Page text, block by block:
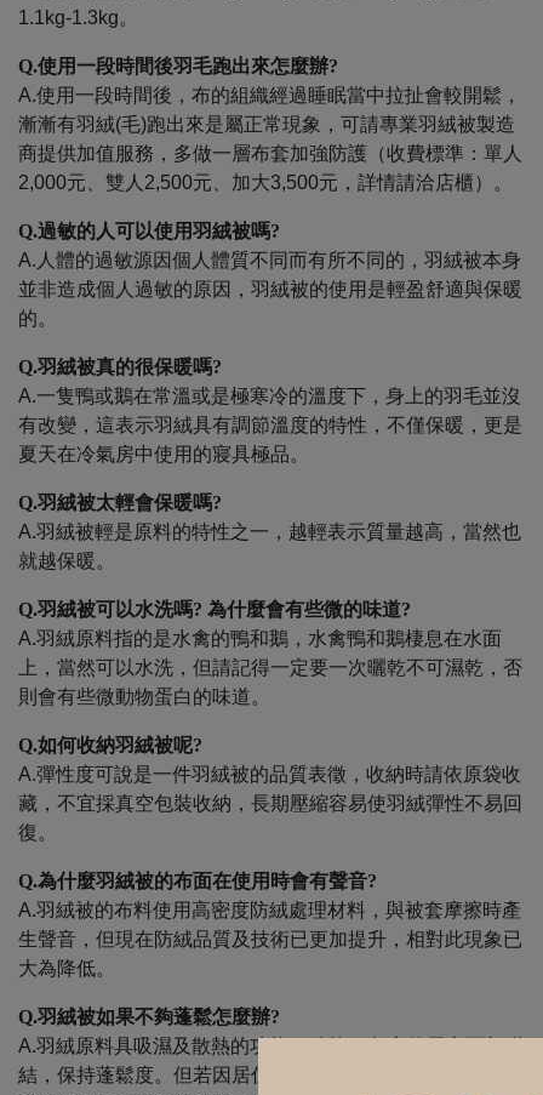
1.1kg-1.3kg。
Q.使用一段時間後羽毛跑出來怎麼辦?
A.使用一段時間後，布的組織經過睡眠當中拉扯會較開鬆，
漸漸有羽絨(毛)跑出來是屬正常現象，可請專業羽絨被製造
商提供加值服務，多做一層布套加強防護（收費標準：單人
2,000元、雙人2,500元、加大3,500元，詳情請洽店櫃）。
Q.過敏的人可以使用羽絨被嗎?
A.人體的過敏源因個人體質不同而有所不同的，羽絨被本身
並非造成個人過敏的原因，羽絨被的使用是輕盈舒適與保暖
的。
Q.羽絨被真的很保暖嗎?
A.一隻鴨或鵝在常溫或是極寒冷的溫度下，身上的羽毛並沒
有改變，這表示羽絨具有調節溫度的特性，不僅保暖，更是
夏天在冷氣房中使用的寢具極品。
Q.羽絨被太輕會保暖嗎?
A.羽絨被輕是原料的特性之一，越輕表示質量越高，當然也
就越保暖。
Q.羽絨被可以水洗嗎? 為什麼會有些微的味道?
A.羽絨原料指的是水禽的鴨和鵝，水禽鴨和鵝棲息在水面
上，當然可以水洗，但請記得一定要一次曬乾不可濕乾，否
則會有些微動物蛋白的味道。
Q.如何收納羽絨被呢?
A.彈性度可說是一件羽絨被的品質表徵，收納時請依原袋收
藏，不宜採真空包裝收納，長期壓縮容易使羽絨彈性不易回
復。
Q.為什麼羽絨被的布面在使用時會有聲音?
A.羽絨被的布料使用高密度防絨處理材料，與被套摩擦時產
生聲音，但現在防絨品質及技術已更加提升，相對此現象已
大為降低。
Q.羽絨被如果不夠蓬鬆怎麼辦?
A.羽絨原料具吸濕及散熱的功能，雖然70年之使用亦不相聯
結，保持蓬鬆度。但若因居住處或梅雨季節濕度較高時，建